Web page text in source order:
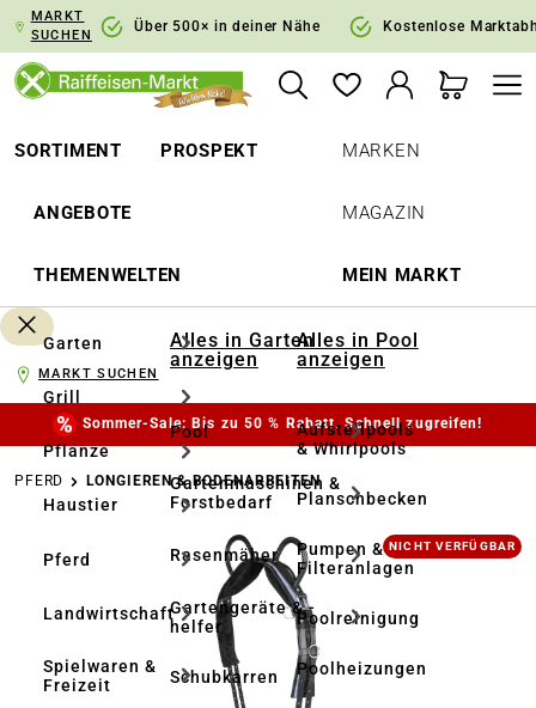
Zur Hauptnavigation springen
MARKT
SUCHEN
Über 500× in deiner Nähe Kostenlose
SORTIMENT PROSPEKT
ANGEBOTE
THEMENWELTEN
MARKEN
MAGAZIN
MEIN MARKT
Garten
Grill
Pflanze
Haustier
Pferd
Landwirtschaft
Spielwaren &
Freizeit
Alles in Garten
anzeigen
Pool
Gartenmaschinen &
Forstbedarf
Rasenmäher
Gartengeräte & -
helfer
Schubkarren
Alles in Pool
anzeigen
Aufstellpools
& Whirlpools
Planschbecken
Pumpen &
Filteranlagen
Poolreinigung
Poolheizungen
MARKT SUCHEN
Sommer-Sale: Bis zu 50 % Rabatt. Schnell zugreifen!
PFERD LONGIEREN & BODENARBEITEN
Bildergalerie überspringen NICHT VERFÜGBAR